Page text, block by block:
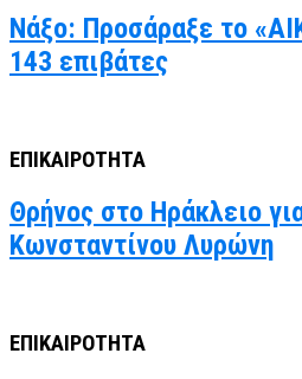
Νάξο: Προσάραξε το
143 επιβάτες
ΕΠΙΚΑΙΡΟΤΗΤΑ
Θρήνος στο Ηράκλειο
Κωνσταντίνου Λυρώνη
ΕΠΙΚΑΙΡΟΤΗΤΑ